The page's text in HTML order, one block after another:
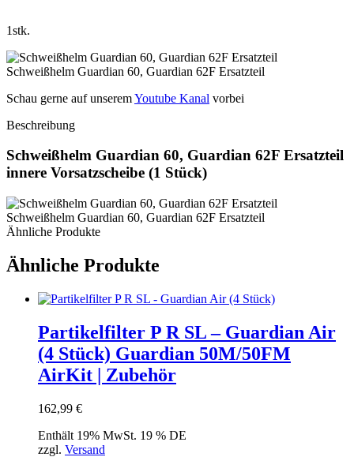
1stk.
Schau gerne auf unseremYoutube Kanal vorbei
Beschreibung
Schweißhelm Guardian 60, Guardian 62F Ersatzteil
innere Vorsatzscheibe (1 Stück)
Ähnliche Produkte
Ähnliche Produkte
Partikelfilter P R SL – Guardian Air
(4 Stück) Guardian 50M/50FM
AirKit | Zubehör
162,99 €
Enthält 19% MwSt. 19 % DE
zzgl. Versand